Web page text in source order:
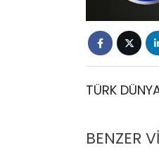
TÜRK
BENZER